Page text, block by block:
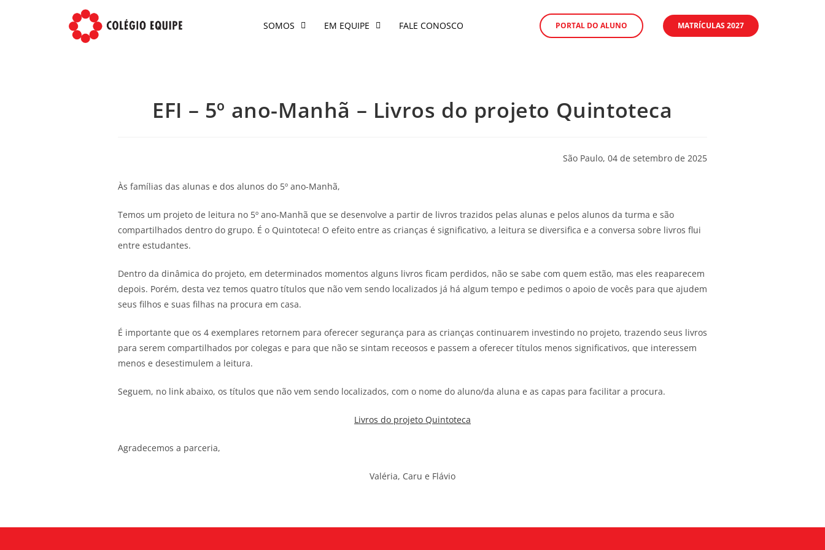
SOMOS EM EQUIPE FALE CONOSCO PORTAL DO ALUNO MATRÍCULAS 2027
EFI – 5º ano-Manhã – Livros do projeto Quintoteca
São Paulo, 04 de setembro de 2025
Às famílias das alunas e dos alunos do 5º ano-Manhã,
Temos um projeto de leitura no 5º ano-Manhã que se desenvolve a partir de livros trazidos pelas alunas e pelos alunos da turma e são
compartilhados dentro do grupo. É o Quintoteca! O efeito entre as crianças é significativo, a leitura se diversifica e a conversa sobre livros flui
entre estudantes.
Dentro da dinâmica do projeto, em determinados momentos alguns livros ficam perdidos, não se sabe com quem estão, mas eles reaparecem
depois. Porém, desta vez temos quatro títulos que não vem sendo localizados já há algum tempo e pedimos o apoio de vocês para que ajudem
seus filhos e suas filhas na procura em casa.
É importante que os 4 exemplares retornem para oferecer segurança para as crianças continuarem investindo no projeto, trazendo seus livros
para serem compartilhados por colegas e para que não se sintam receosos e passem a oferecer títulos menos significativos, que interessem
menos e desestimulem a leitura.
Seguem, no link abaixo, os títulos que não vem sendo localizados, com o nome do aluno/da aluna e as capas para facilitar a procura.
Livros do projeto Quintoteca
Agradecemos a parceria,
Valéria, Caru e Flávio